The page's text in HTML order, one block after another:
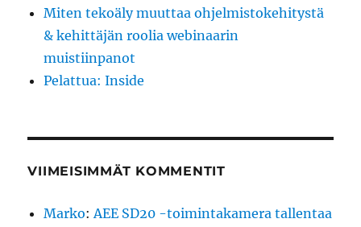
Miten tekoäly muuttaa ohjelmistokehitystä
& kehittäjän roolia webinaarin
muistiinpanot
Pelattua: Inside
VIIMEISIMMÄT KOMMENTIT
Marko:AEE SD20 -toimintakamera tallentaa